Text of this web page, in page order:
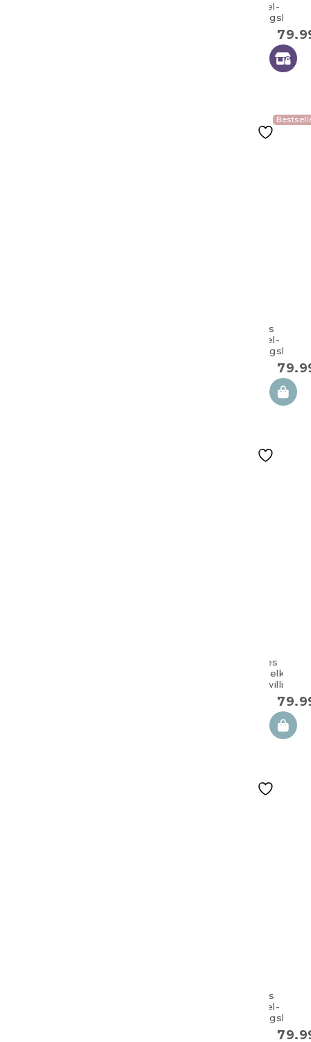
Doppel-
100×57 cm
Großes
Doppel-
100×57 cm
animaland
Großes
Doppelkissen
für Zwillinge
100×57 cm
TWIN aurora
Großes
Doppel-
100×57 cm